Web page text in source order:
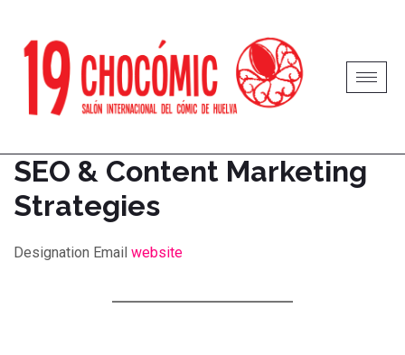
SEO & Content Marketing
Strategies
Designation Email website